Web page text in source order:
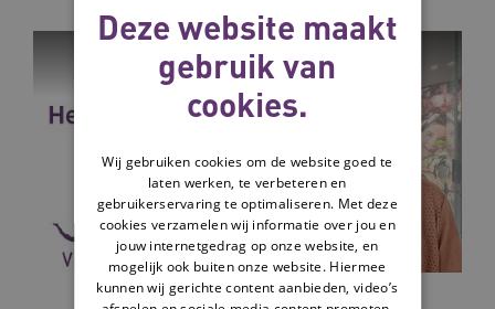
Deze website maakt
gebruik van
cookies.
Wij gebruiken cookies om de website goed te
laten werken, te verbeteren en
gebruikerservaring te optimaliseren. Met deze
cookies verzamelen wij informatie over jou en
jouw internetgedrag op onze website, en
mogelijk ook buiten onze website. Hiermee
kunnen wij gerichte content aanbieden, video’s